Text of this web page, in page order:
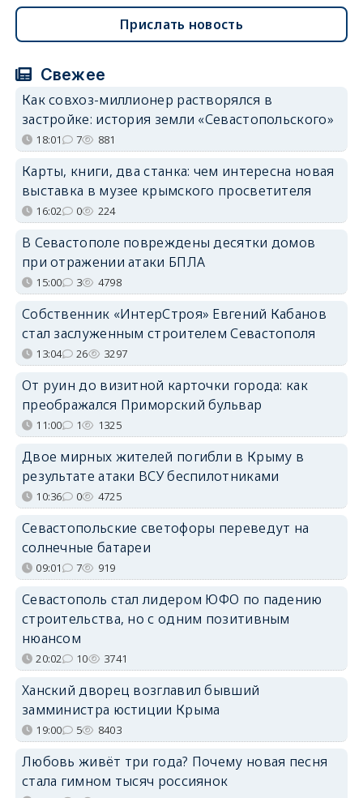
Прислать новость
Свежее
Как совхоз-миллионер растворялся в
застройке: история земли «Севастопольского»
18:01 7 881
Карты, книги, два станка: чем интересна новая
выставка в музее крымского просветителя
16:02 0 224
В Севастополе повреждены десятки домов
при отражении атаки БПЛА
15:00 3 4798
Собственник «ИнтерСтроя» Евгений Кабанов
стал заслуженным строителем Севастополя
13:04 26 3297
От руин до визитной карточки города: как
преображался Приморский бульвар
11:00 1 1325
Двое мирных жителей погибли в Крыму в
результате атаки ВСУ беспилотниками
10:36 0 4725
Севастопольские светофоры переведут на
солнечные батареи
09:01 7 919
Севастополь стал лидером ЮФО по падению
строительства, но с одним позитивным
нюансом
20:02 10 3741
Ханский дворец возглавил бывший
замминистра юстиции Крыма
19:00 5 8403
Любовь живёт три года? Почему новая песня
стала гимном тысяч россиянок